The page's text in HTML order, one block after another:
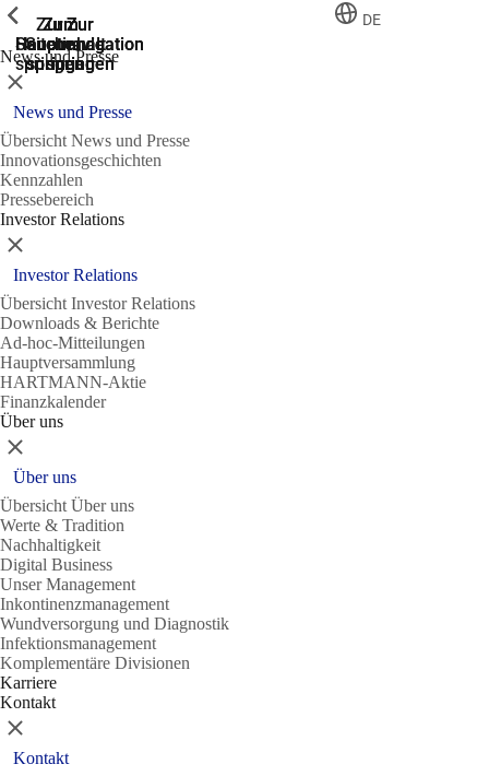
Zur
Suche
springen
Zur
Hauptnavigation
springen
Zur
Hauptnavigation
springen
Zum
Hauptinhalt
springen
Zum
Seitenende
springen
DE
News und Presse
Zeige vorherige
Schließen
News und Presse
Übersicht News und Presse
Innovationsgeschichten
Kennzahlen
Pressebereich
Investor Relations
Zeige vorherige
Schließen
Investor Relations
Übersicht Investor Relations
Downloads & Berichte
Ad-hoc-Mitteilungen
Hauptversammlung
HARTMANN-Aktie
Finanzkalender
Über uns
Zeige vorherige
Schließen
Über uns
Übersicht Über uns
Werte & Tradition
Nachhaltigkeit
Digital Business
Unser Management
Inkontinenzmanagement
Wundversorgung und Diagnostik
Infektionsmanagement
Komplementäre Divisionen
Karriere
Kontakt
Zeige vorherige
Schließen
Kontakt